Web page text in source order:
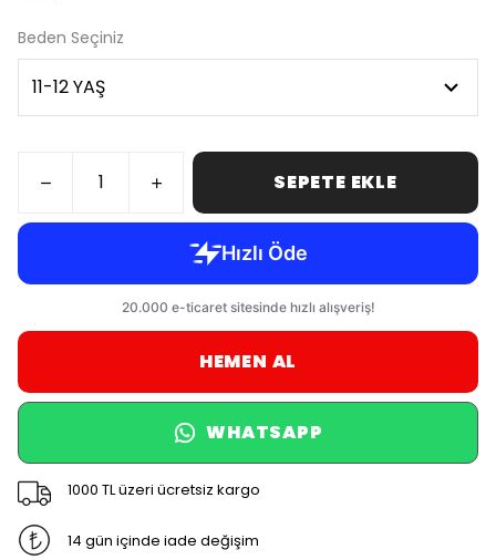
Beden Seçiniz
SEPETE EKLE
HEMEN AL
WHATSAPP
1000 TL üzeri ücretsiz kargo
14 gün içinde iade değişim